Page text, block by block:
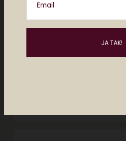
Email
Mettebb
november 25, 2011